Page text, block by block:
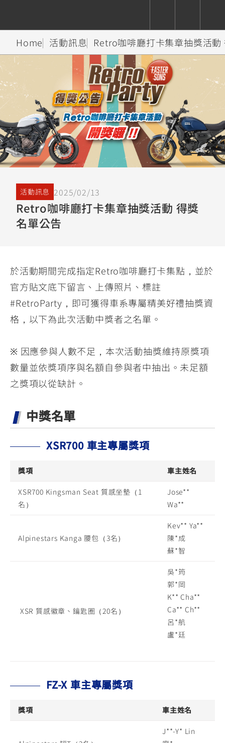
依風格 依排氣量
Super
Sport
Hyper
Naked
Heritage
YZF-R9
550+
550+
YZF-R3
YZF-R15
150
MT-
09
Y-
AMT
MT-
09
550+
550+
MT-
MT-
XSR
700
550+
155
150
依風格 依排氣量
Premium Sport FashionAdventure Family
TMAX
550+
251~549
NMAX
AUGUR
150
CYGNUS
XR
150
CYGNUS
X
2.0
150
Limi
125
BW'S
125
AXIS
Z /
Zii
125
JOG
CUXiE
2.5 kw
追蹤愛車
我的愛車 瀏覽紀錄
Home 活動訊息 Retro咖啡廳打卡集章抽獎活動
活動訊息 2025/02/13
Retro咖啡廳打卡集章抽獎活動 得獎
名單公告
於活動期間完成指定Retro咖啡廳打卡集點，並於
官方貼文底下留言、上傳照片、標註
#RetroParty，即可獲得車系專屬精美好禮抽獎資
格，以下為此次活動中獎者之名單。
※ 因應參與人數不足，本次活動抽獎維持原獎項
數量並依獎項序與名額自參與者中抽出。未足額
之獎項以從缺計。
中獎名單
XSR700 車主專屬獎項
獎項 車主姓名
XSR700 Kingsman Seat 質感坐墊（1
名）
Jose**
Wa**
Alpinestars Kanga 腰包（3名）
Kev** Ya**
陳*成
蘇*智
XSR 質感徽章、鑰匙圈（20名）
吳*筠
郭*岡
K** Cha**
Ca** Ch**
呂*航
盧*廷
FZ-X 車主專屬獎項
獎項 車主姓名
J**-Y* Lin